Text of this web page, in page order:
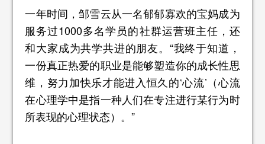
一年时间，邹雪云从一名郁郁寡欢的宝妈成为
服务过1000多名学员的社群运营班主任，还
和大家成为共学共进的朋友。“我终于知道，
一份真正热爱的职业是能够塑造你的成长性思
维，努力加快乐才能进入恒久的‘心流’（心流
在心理学中是指一种人们在专注进行某行为时
所表现的心理状态）。”